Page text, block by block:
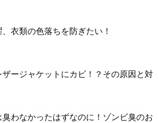
衣類の色落ちを防ぎたい！
ザージャケットにカビ！？その原因と対
わなかったはずなのに！ゾンビ臭のお